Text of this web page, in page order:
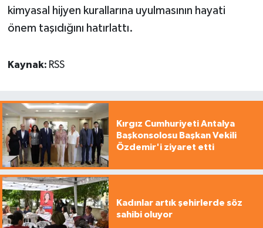
kimyasal hijyen kurallarına uyulmasının hayati
önem taşıdığını hatırlattı.
Kaynak: RSS
Kırgız Cumhuriyeti Antalya
Başkonsolosu Başkan Vekili
Özdemir'i ziyaret etti
Kadınlar artık şehirlerde söz
sahibi oluyor